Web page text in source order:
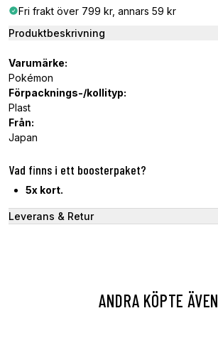
Fri frakt över 799 kr, annars 59 kr
Produktbeskrivning
Varumärke:
Pokémon
Förpacknings-/kollityp:
Plast
Från:
Japan
Vad finns i ett boosterpaket?
5x kort.
Leverans & Retur
ANDRA KÖPTE ÄVEN